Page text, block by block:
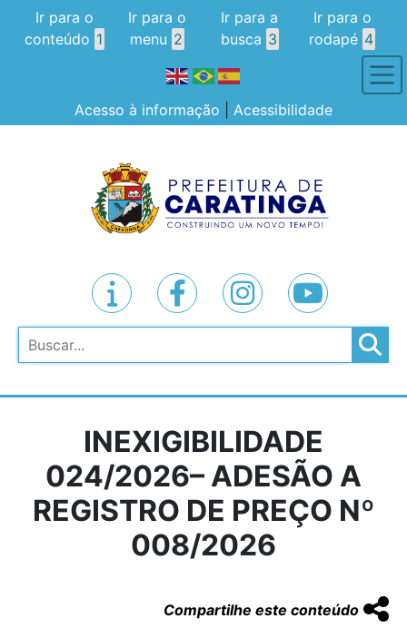
Ir para o
conteúdo 1
Ir para o
menu 2
Ir para a
busca 3
Ir para o
rodapé 4
Acesso à informação Acessibilidade
Pesquisar
INEXIGIBILIDADE
024/2026– ADESÃO A
REGISTRO DE PREÇO Nº
008/2026
Compartilhe este conteúdo